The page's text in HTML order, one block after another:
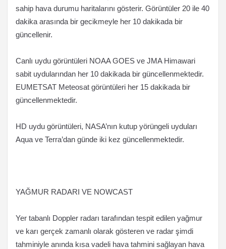
sahip hava durumu haritalarını gösterir. Görüntüler 20 ile 40
dakika arasında bir gecikmeyle her 10 dakikada bir
güncellenir.
Canlı uydu görüntüleri NOAA GOES ve JMA Himawari
sabit uydularından her 10 dakikada bir güncellenmektedir.
EUMETSAT Meteosat görüntüleri her 15 dakikada bir
güncellenmektedir.
HD uydu görüntüleri, NASA’nın kutup yörüngeli uyduları
Aqua ve Terra’dan günde iki kez güncellenmektedir.
YAĞMUR RADARI VE NOWCAST
Yer tabanlı Doppler radarı tarafından tespit edilen yağmur
ve karı gerçek zamanlı olarak gösteren ve radar şimdi
tahminiyle anında kısa vadeli hava tahmini sağlayan hava